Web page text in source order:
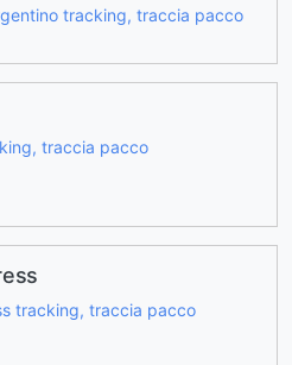
tracking, traccia pacco
traccia pacco
tracking, traccia pacco